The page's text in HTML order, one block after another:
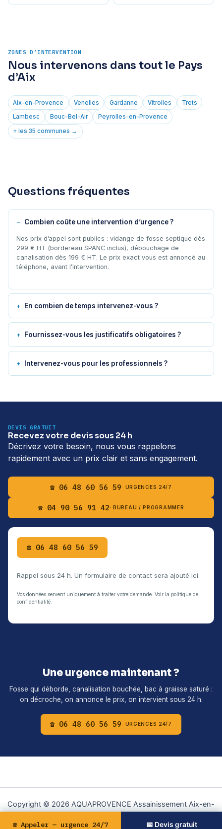
ZONES D’INTERVENTION
Nous intervenons dans tout le Pays
d’Aix
Aix-en-Provence Venelles Gardanne Vitrolles Trets
Lambesc Bouc-Bel-Air Peyrolles-en-Provence
+ les 35 communes →
Questions fréquentes
Combien coûte une intervention d’urgence ?
Nos prix d’appel sont publics : vidange de fosse septique dès
299 € HT (bordereau SPANC inclus), débouchage de
canalisation dès 199 € HT. Le prix exact vous est annoncé au
téléphone, avant l’intervention.
En combien de temps intervenez-vous ?
Fournissez-vous les justificatifs obligatoires ?
Intervenez-vous pour les professionnels ?
DEVIS GRATUIT
Recevez votre devis sous 24 h
Décrivez votre besoin, nous vous rappelons
rapidement avec un prix clair et sans engagement.
☎ 06 48 60 56 59· URGENCES 24/7
☎ 04 90 56 91 42· BUREAU / PROGRAMMER
☎ 06 48 60 56 59
Rappel sous 24 h. Un formulaire de contact sera ajouté ici.
Vos données servent uniquement à traiter votre demande. Voir la politique de
confidentialité.
Une urgence maintenant ?
Fosse qui déborde, canalisation bouchée, bac à graisse saturé :
on décroche, on annonce le prix, on intervient sous 24 h.
☎ 06 48 60 56 59· URGENCES 24/7
Copyright © 2026 AQUAPROVENCE Assainissement Aix-en-
☎ Appeler — urgence 24/7
📅 Devis gratuit